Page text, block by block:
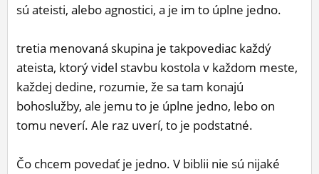
sú ateisti, alebo agnostici, a je im to úplne jedno.
tretia menovaná skupina je takpovediac každý
ateista, ktorý videl stavbu kostola v každom meste,
každej dedine, rozumie, že sa tam konajú
bohoslužby, ale jemu to je úplne jedno, lebo on
tomu neverí. Ale raz uverí, to je podstatné.
Čo chcem povedať je jedno. V biblii nie sú nijaké